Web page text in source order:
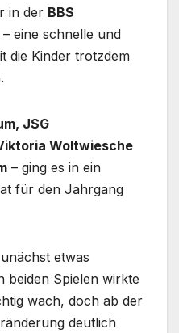
in der BBS
– eine schnelle und
die Kinder trotzdem
JSG
Woltwiesche
– ging es in ein
für den Jahrgang
etwas
beiden Spielen wirkte
wach, doch ab der
deutlich